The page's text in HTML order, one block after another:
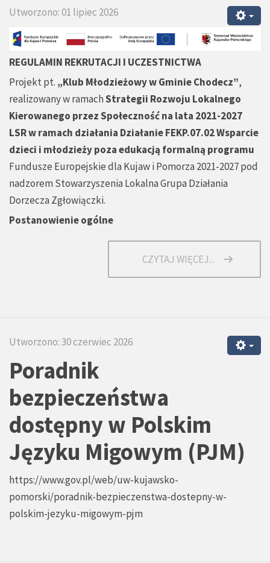
Utworzono: 01 lipiec 2026
REGULAMIN REKRUTACJI I UCZESTNICTWA
Projekt pt. „Klub Młodzieżowy w Gminie Chodecz”,
realizowany w ramachStrategii Rozwoju Lokalnego
Kierowanego przez Społeczność na lata 2021-2027
LSR w ramach działania Działanie FEKP.07.02 Wsparcie
dzieci i młodzieży poza edukacją formalną programu
Fundusze Europejskie dla Kujaw i Pomorza 2021-2027 pod
nadzorem Stowarzyszenia Lokalna Grupa Działania
Dorzecza Zgłowiączki.
Postanowienie ogólne
CZYTAJ WIĘCEJ...
Utworzono: 30 czerwiec 2026
Poradnik
bezpieczeństwa
dostępny w Polskim
Języku Migowym (PJM)
https://www.gov.pl/web/uw-kujawsko-
pomorski/poradnik-bezpieczenstwa-dostepny-w-
polskim-jezyku-migowym-pjm